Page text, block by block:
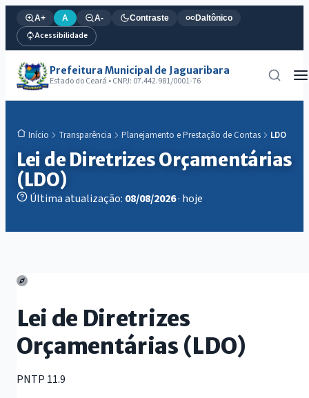
A+ A A- Contraste Daltônico
Acessibilidade
Prefeitura Municipal de Jaguaribara
Estado do Ceará • CNPJ: 07.442.981/0001-76
Início Transparência Planejamento e Prestação de Contas LDO
Lei de Diretrizes Orçamentárias
(LDO)
Última atualização: 08/08/2026· hoje
Lei de Diretrizes
Orçamentárias (LDO)
PNTP 11.9